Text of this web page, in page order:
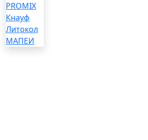
PROMIX
Кнауф
Литокол
МАПЕИ